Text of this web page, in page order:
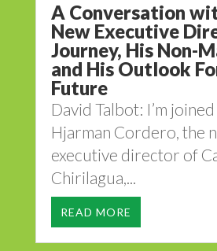
A Conversation
New Executive
Journey, His Non-
and His Outlook
Future
David Talbot: I’m
Hjarman Cordero, the
executive director of
Chirilagua,...
READ MORE